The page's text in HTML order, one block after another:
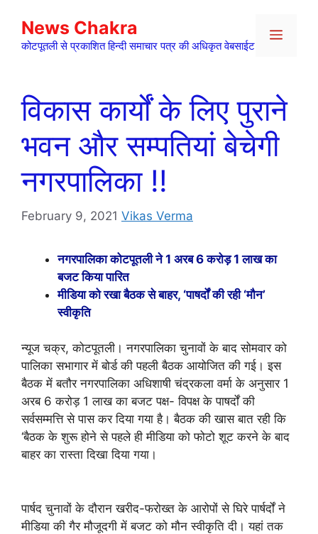
content
News Chakra
कोटपूतली से प्रकाशित हिन्दी समाचार पत्र की अधिकृत वेबसाईट
Menu
विकास कार्यों के लिए पुराने
भवन और सम्पतियां बेचेगी
नगरपालिका !!
February 9, 2021 Vikas Verma
नगरपालिका कोटपूतली ने 1 अरब 6 करोड़ 1 लाख का
बजट किया पारित
मीडिया को रखा बैठक से बाहर, ‘पाषर्दों की रही ‘मौन’
स्वीकृति
न्यूज चक्र, कोटपूतली। नगरपालिका चुनावों के बाद सोमवार को
पालिका सभागार में बोर्ड की पहली बैठक आयोजित की गई। इस
बैठक में बतौर नगरपालिका अधिशाषी चंद्रकला वर्मा के अनुसार 1
अरब 6 करोड़ 1 लाख का बजट पक्ष- विपक्ष के पाषर्दों की
सर्वसम्मत्ति से पास कर दिया गया है। बैठक की खास बात रही कि
‘बैठक के शुरू होने से पहले ही मीडिया को फोटो शूट करने के बाद
बाहर का रास्ता दिखा दिया गया।
पार्षद चुनावों के दौरान खरीद-फरोख्त के आरोपों से घिरे पार्षर्दों ने
मीडिया की गैर मौजूदगी में बजट को मौन स्वीकृति दी। यहां तक